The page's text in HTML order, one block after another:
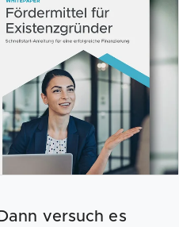
versuch es